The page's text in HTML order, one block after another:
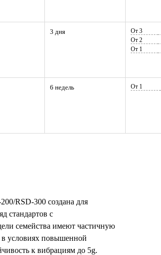
3 дня От 3
От 2
От 1
6 недель От 1
RSD-300 создана для
стандартов с
семейства имеют частичную
в условиях повышенной
к вибрациям до 5g.